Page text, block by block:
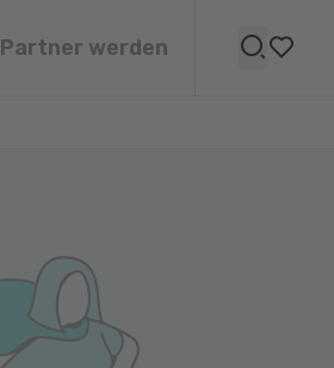
Partner werden